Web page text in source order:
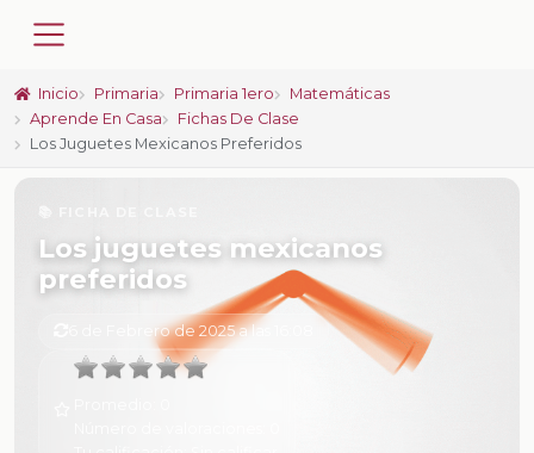
Inicio Primaria Primaria 1ero
Matemáticas
Aprende En Casa
Fichas De Clase
Los Juguetes Mexicanos Preferidos
Los juguetes mexicanos
preferidos
6 de Febrero de 2025 a las 16:08